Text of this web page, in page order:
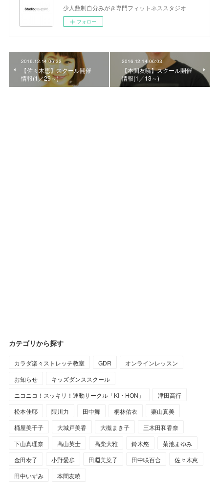
少人数制自分みがき専門フィットネススタジオ
フォロー
2016.12.14 06:32
【佐々木恵】スクール開催
情報(1／29～)
2016.12.14 06:03
【本間友暁】スクール開催
情報(1／13～)
カテゴリから探す
カラダ楽々ストレッチ教室 GDR
オンラインレッスン
お知らせ
キッズダンススクール
ニコニコ！スッキリ！運動サークル「KI・HON」
津田高行
松本佳耶
隈川力 田中舞 桐林佑衣
栗山真美
桶屋美千子
大城戸美香 大槻まき子
三木田和香奈
下山真理奈
高山英士 高柴大雅 鈴木悠
菊池まゆみ
金田泰子
小野愛歩 田淵美菜子 田中咲百合
佐々木恵
田中いずみ
本間友暁